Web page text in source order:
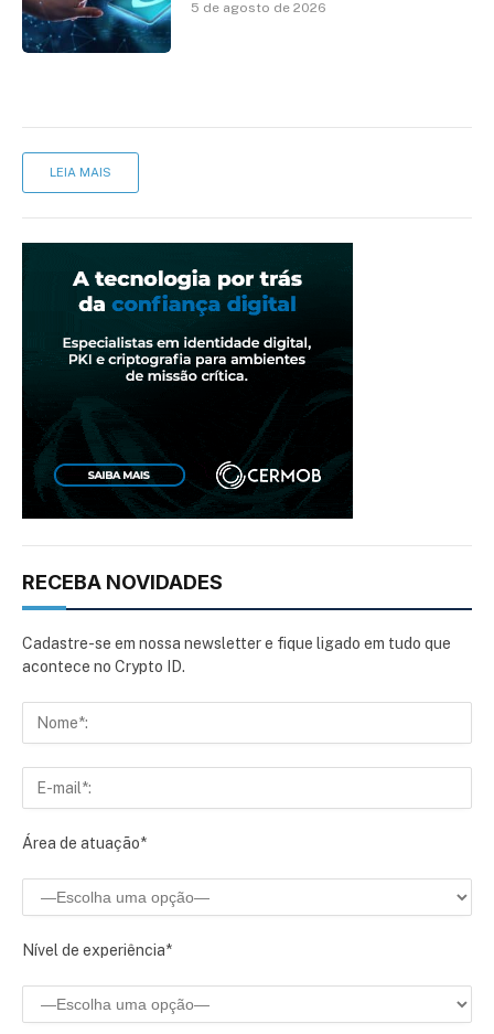
5 de agosto de 2026
LEIA MAIS
RECEBA NOVIDADES
Cadastre-se em nossa newsletter e fique ligado em tudo que
acontece no Crypto ID.
Área de atuação*
Nível de experiência*